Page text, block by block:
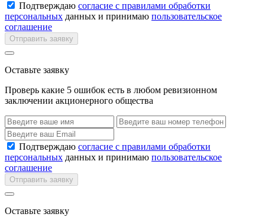
Подтверждаю согласие с правилами обработки
персональных данных и принимаю пользовательское
соглашение
Отправить заявку
Оставьте заявку
Проверь какие 5 ошибок есть в любом ревизионном
заключении акционерного общества
Подтверждаю согласие с правилами обработки
персональных данных и принимаю пользовательское
соглашение
Отправить заявку
Оставьте заявку